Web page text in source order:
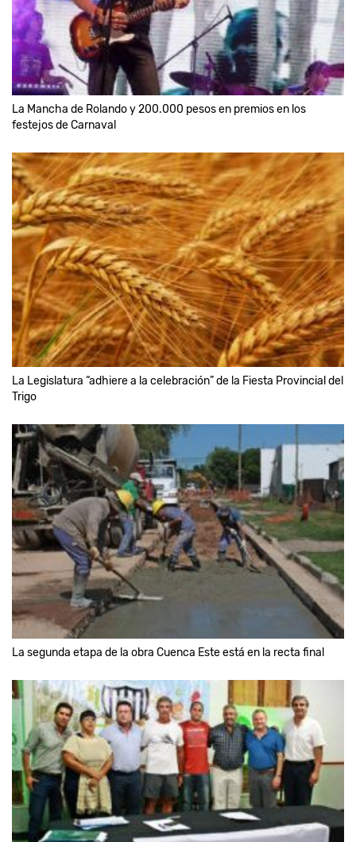
La Mancha de Rolando y 200.000 pesos en premios en los
festejos de Carnaval
La Legislatura “adhiere a la celebración” de la Fiesta Provincial del
Trigo
La segunda etapa de la obra Cuenca Este está en la recta final